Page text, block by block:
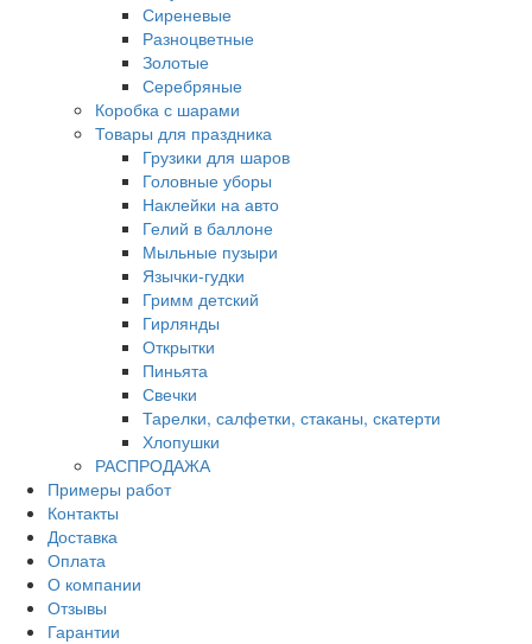
Сиреневые
Разноцветные
Золотые
Серебряные
Коробка с шарами
Товары для праздника
Грузики для шаров
Головные уборы
Наклейки на авто
Гелий в баллоне
Мыльные пузыри
Язычки-гудки
Гримм детский
Гирлянды
Открытки
Пиньята
Свечки
Тарелки, салфетки, стаканы, скатерти
Хлопушки
РАСПРОДАЖА
Примеры работ
Контакты
Доставка
Оплата
О компании
Отзывы
Гарантии